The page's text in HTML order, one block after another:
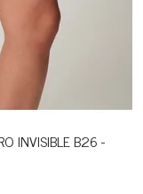
INVISIBLE B26 -